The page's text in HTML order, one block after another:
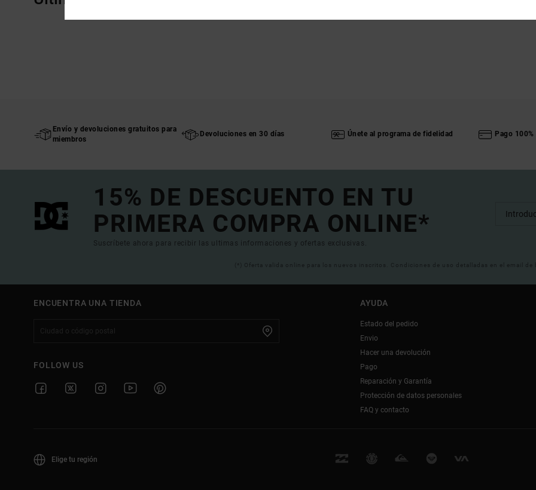
Envío y devoluciones gratuitos para
miembros
Devoluciones en 30 días Únete al programa de fidelidad Pago
15% DE DESCUENTO EN TU
PRIMERA COMPRA ONLINE*
Suscríbete ahora para recibir las ultimas informaciones y ofertas exclusivas.
(*) Oferta valida online para los nuevos inscritos. Condiciones de uso detalladas en el email de
ENCUENTRA UNA TIENDA
FOLLOW US
AYUDA
Estado del pedido
Envio
Hacer una devolución
Pago
Reparación y Garantía
Protección de datos personales
FAQ y contacto
Elige tu región